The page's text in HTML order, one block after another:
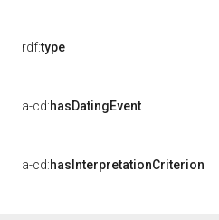
rdf:type
a-cd:hasDatingEvent
a-cd:hasInterpretationCriterion